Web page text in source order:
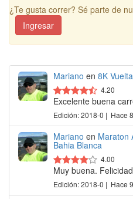
¿Te gusta correr? Sé parte de
Ingresar
Mariano en 8K
4.20
Excelente buena
Edición: 2018-0 | Hace
Mariano en Maraton
Bahia Blanca
4.00
Muy buena.
Edición: 2018-0 | Hace